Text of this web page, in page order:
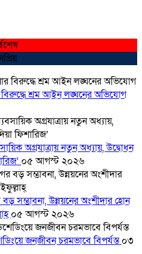
বিরুদ্ধে শ্রম আইন লঙ্ঘনের অভিযোগ
অগ্রযাত্রায় নতুন অধ্যায়, উদ্বোধন
০৫ আগস্ট ২০২৬
সম্ভাবনা, উন্নয়নের অংশীদার হোন
০৫ আগস্ট ২০২৬
জনজীবন চরমভাবে বিপর্যস্ত০৩